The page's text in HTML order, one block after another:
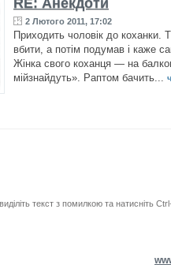
RE: Анекдоти
2 Лютого 2011, 17:02
Приходить чоловік до коханки.
вбити, а потім подумав і каже
Жінка свого коханця — на
мійзнайдуть». Раптом бачить...
текст з помилкою та натисніть